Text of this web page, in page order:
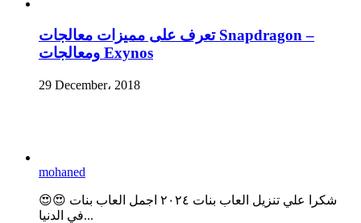
تعرف على مميزات معالجات Snapdragon –
ومعالجات Exynos
29 December، 2018
mohaned
😍😍 شكرا علي تنزيل العاب بنات ٢٠٢٤ اجمل العاب بنات
في الدنيا...